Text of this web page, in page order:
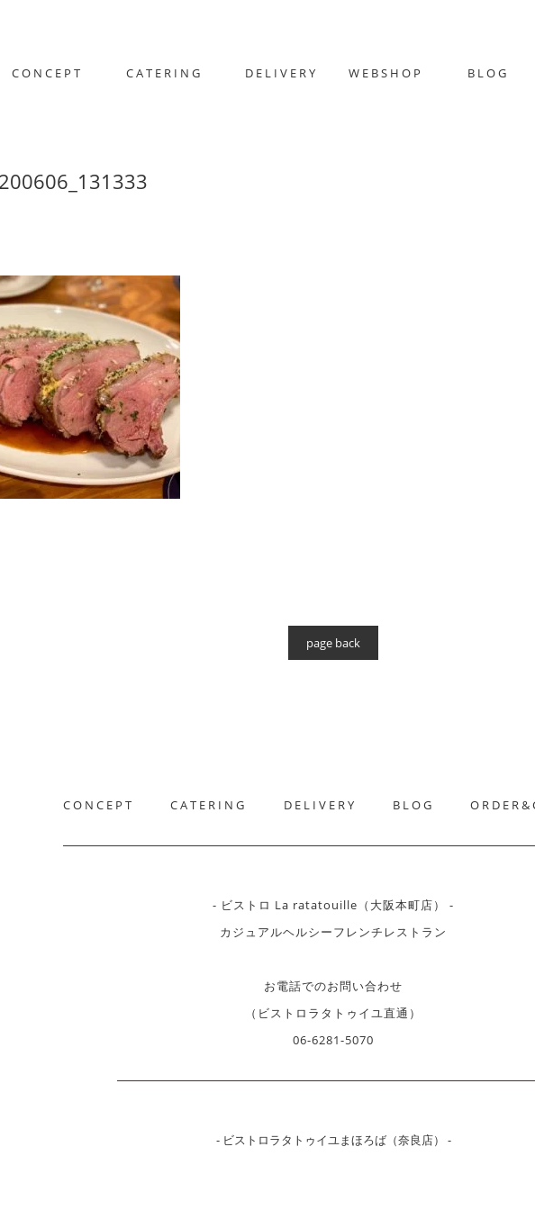
CONCEPT CATERING DELIVERY WEBSHOP BLOG
page back
CONCEPT CATERING DELIVERY BLOG
- ビストロ La ratatouille（大阪本町店） -
カジュアルヘルシーフレンチレストラン
お電話でのお問い合わせ
（ビストロラタトゥイユ直通）
06-6281-5070
- ビストロラタトゥイユまほろば（奈良店） -